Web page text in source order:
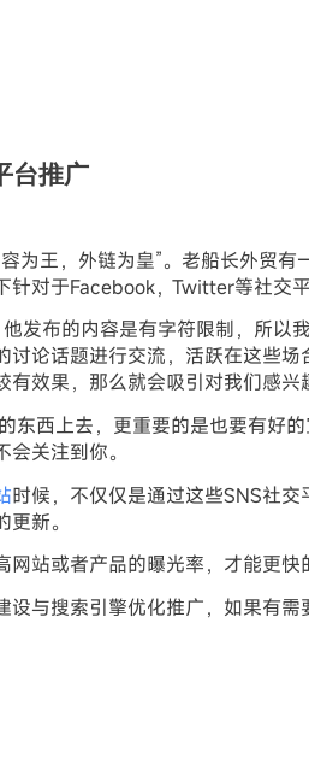
台推广
为王，外链为皇”。老船长外贸
针对于Facebook，Twitter等社交
发布的内容是有字符限制，所以
讨论话题进行交流，活跃在这些
效果，那么就会吸引对我们感兴
东西上去，更重要的是也要有好
关注到你。
时候，不仅仅是通过这些SNS社
新。
站或者产品的曝光率，才能更快
与搜索引擎优化推广，如果有需